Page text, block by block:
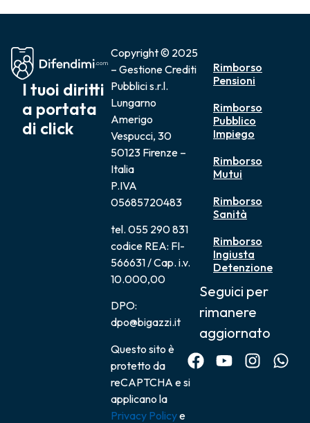
I tuoi diritti
a portata
di click
Copyright © 2025
– Gestione Crediti
Pubblici s.r.l.
Lungarno
Amerigo
Vespucci, 30
50123 Firenze –
Italia
P.IVA
05685720483
tel. 055 290 831
codice REA: FI-
566631 / Cap. i.v.
10.000,00
DPO:
dpo@bigazzi.it
Questo sito è
protetto da
reCAPTCHA e si
applicano la
Privacy Policye
Rimborso
Pensioni
Rimborso
Pubblico
Impiego
Rimborso
Mutui
Rimborso
Sanità
Rimborso
Ingiusta
Detenzione
Seguici per
rimanere
aggiornato